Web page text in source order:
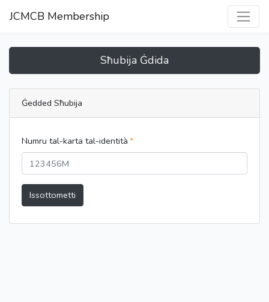
JCMCB Membership
Sħubija Ġdida
Ġedded Sħubija
Numru tal-karta tal-identità
Issottometti